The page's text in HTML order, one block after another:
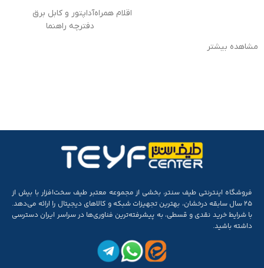
اقلام همراهآداپتور و کابل برق
دفترچه راهنما
مشاهده بیشتر
فروشگاه اینترنتی طیف سنتر، بخشی از مجموعه‌ معتبر طیف سخت‌افزار با بیش از
۲۵ سال سابقه‌ درخشان، بهترین تجهیزات شبکه و کالاهای دیجیتال را ارائه می‌دهد.
با شرایط خرید نقدی و قسطی، به پیشرفته‌ترین فناوری‌ها در سراسر ایران دسترسی
داشته باشید.